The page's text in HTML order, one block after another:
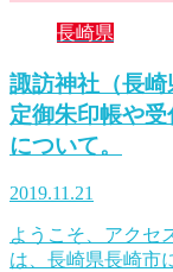
長崎県
諏訪神社（長
定御朱印帳や
について。
2019.11.21
ようこそ、アクセ
は、長崎県長崎市